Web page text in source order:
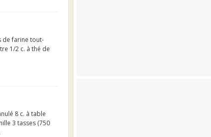
de farine tout-
1/2 c. à thé de
8 c. à table
3 tasses (750